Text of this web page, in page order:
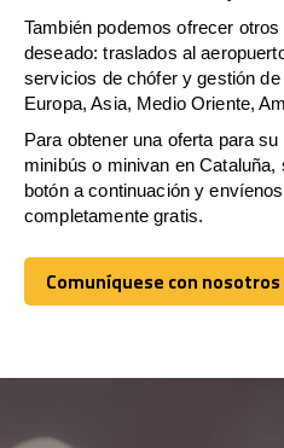
También podemos ofrecer
deseado: traslados al
servicios de chófer y gestión
Europa, Asia, Medio Oriente,
Para obtener una oferta para
minibús o minivan en
botón a continuación y
completamente gratis.
Comuníquese con nosotros
Comuníquese con nosotros